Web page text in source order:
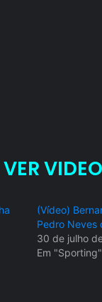
VER
(Vídeo)
Pedro Neves
30 de julho
Em "Sporting"